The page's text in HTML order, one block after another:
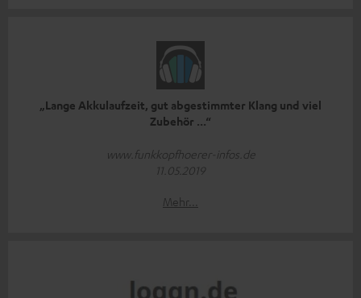
„Lange Akkulaufzeit, gut abgestimmter Klang und viel
Zubehör ...“
www.funkkopfhoerer-infos.de
11.05.2019
Mehr...